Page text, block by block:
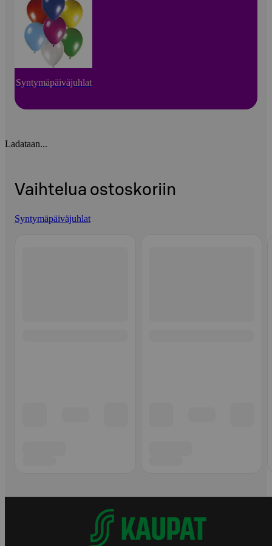
Syntymäpäiväjuhlat
Ladataan...
Vaihtelua ostoskoriin
Syntymäpäiväjuhlat